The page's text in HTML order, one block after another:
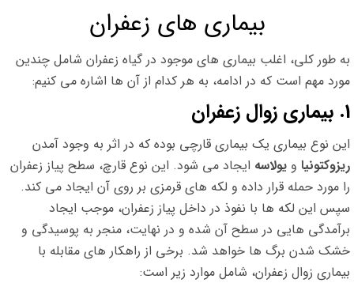
بیماری های زعفران
به طور کلی، اغلب بیماری های موجود در گیاه زعفران شامل چندین
مورد مهم است که در ادامه، به هر کدام از آن ها اشاره می کنیم:
1. بیماری زوال زعفران
این نوع بیماری یک بیماری قارچی بوده که در اثر به وجود آمدن
ریزوکتونیا و یولاسه ایجاد می شود. این نوع قارچ، سطح پیاز زعفران
را مورد حمله قرار داده و لکه های قرمزی بر روی آن ایجاد می کند.
سپس این لکه ها با نفوذ در داخل پیاز زعفران، موجب ایجاد
برآمدگی هایی در سطح آن شده و در نهایت، منجر به پوسیدگی و
خشک شدن برگ ها خواهد شد. برخی از راهکار های مقابله با
بیماری زوال زعفران، شامل موارد زیر است: